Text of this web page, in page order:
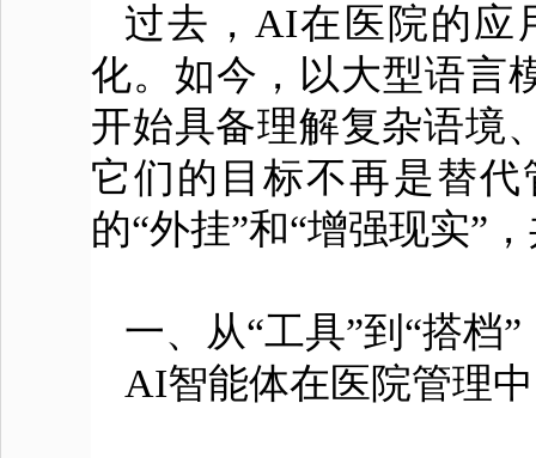
过去，AI在医院的应
化。如今，以大型语言
开始具备理解复杂语境
它们的目标不再是替
的“外挂”和“增强现实”
一、从“工具”到“搭档
AI智能体在医院管理